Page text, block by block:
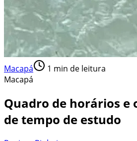
Macapá 1 min de leitura
Macapá
Quadro de horários e
de tempo de estudo